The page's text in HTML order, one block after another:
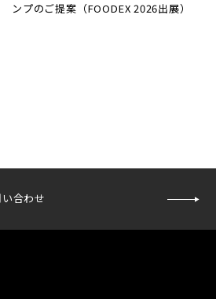
お問い
ンプのご提案（FOODEX 2026出展）
合わせ